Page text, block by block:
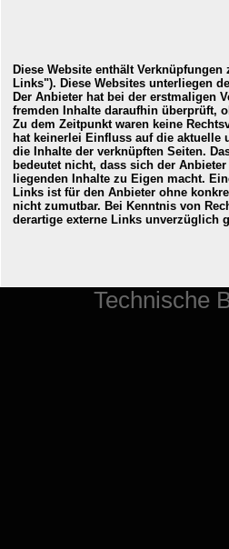
Diese Website enthält
Links"). Diese Websites unterliegen
Der Anbieter hat bei der erstmaligen
fremden Inhalte daraufhin überprüft,
Zu dem Zeitpunkt waren keine
hat keinerlei Einfluss auf die aktuelle
die Inhalte der verknüpften Seiten.
bedeutet nicht, dass sich der
liegenden Inhalte zu Eigen macht.
Links ist für den Anbieter ohne
nicht zumutbar. Bei Kenntnis von
derartige externe Links unverzüglich
Technische